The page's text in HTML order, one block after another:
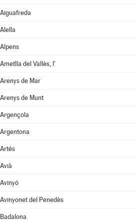
Aiguafreda
Alella
Alpens
Ametlla del Vallès, l'
Arenys de Mar
Arenys de Munt
Argençola
Argentona
Artés
Avià
Avinyó
Avinyonet del Penedès
Badalona